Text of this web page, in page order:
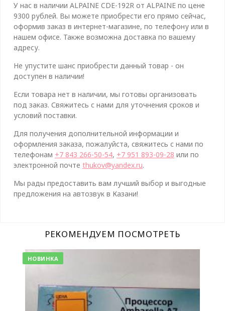
У нас в наличии ALPAINE CDE-192R от ALPAINE по цене
9300 рублей. Вы можете приобрести его прямо сейчас,
оформив заказ в интернет-магазине, по телефону или в
нашем офисе. Также возможна доставка по вашему
адресу.
Не упустите шанс приобрести данный товар - он
доступен в наличии!
Если товара нет в наличии, мы готовы организовать
под заказ. Свяжитесь с нами для уточнения сроков и
условий поставки.
Для получения дополнительной информации и
оформления заказа, пожалуйста, свяжитесь с нами по
телефонам +7 843 266-50-54, +7 951 893-09-28 или по
электронной почте thukov@yandex.ru.
Мы рады предоставить вам лучший выбор и выгодные
предложения на автозвук в Казани!
РЕКОМЕНДУЕМ ПОСМОТРЕТЬ
НОВИНКА